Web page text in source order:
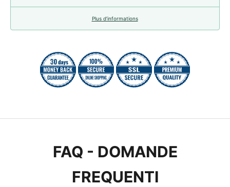
Plus d’informations
FAQ - DOMANDE
FREQUENTI